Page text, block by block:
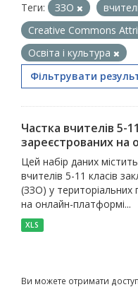
Теги: ЗЗО вчителі
Creative Commons
Освіта і культура
Фільтрувати
Частка вчителів 5-
зареєстрованих
Цей набір даних
вчителів 5-11 класів
(ЗЗО) у територіальних
на онлайн-платформі...
XLS
Ви можете отримати